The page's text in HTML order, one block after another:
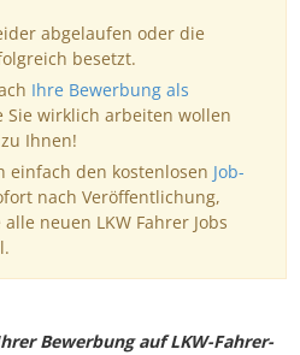
abgelaufen oder die
besetzt.
Ihre Bewerbung als
Sie wirklich arbeiten wollen
Ihnen!
einfach den kostenlosen Job-
nach Veröffentlichung,
neuen LKW Fahrer Jobs
Bewerbung auf LKW-Fahrer-